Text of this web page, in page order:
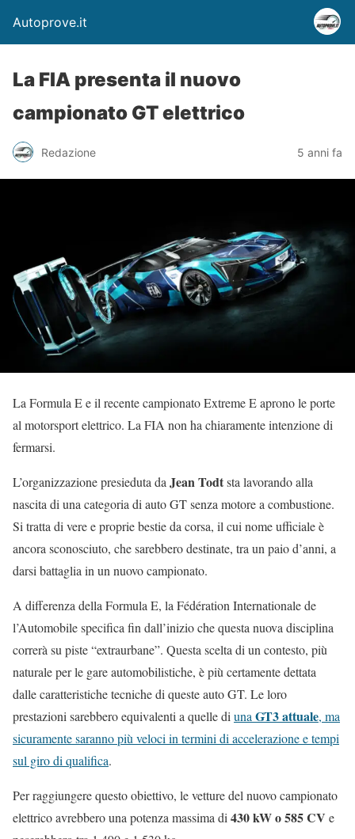
Autoprove.it
La FIA presenta il nuovo
campionato GT elettrico
Redazione 5 anni fa
La Formula E e il recente campionato Extreme E aprono le porte
al motorsport elettrico. La FIA non ha chiaramente intenzione di
fermarsi.
L’organizzazione presieduta da Jean Todtsta lavorando alla
nascita di una categoria di auto GT senza motore a combustione.
Si tratta di vere e proprie bestie da corsa, il cui nome ufficiale è
ancora sconosciuto, che sarebbero destinate, tra un paio d’anni, a
darsi battaglia in un nuovo campionato.
A differenza della Formula E, la Fédération Internationale de
l’Automobile specifica fin dall’inizio che questa nuova disciplina
correrà su piste “extraurbane”. Questa scelta di un contesto, più
naturale per le gare automobilistiche, è più certamente dettata
dalle caratteristiche tecniche di queste auto GT. Le loro
prestazioni sarebbero equivalenti a quelle di una GT3 attuale, ma
sicuramente saranno più veloci in termini di accelerazione e tempi
sul giro di qualifica.
Per raggiungere questo obiettivo, le vetture del nuovo campionato
elettrico avrebbero una potenza massima di 430 kW o 585 CV e